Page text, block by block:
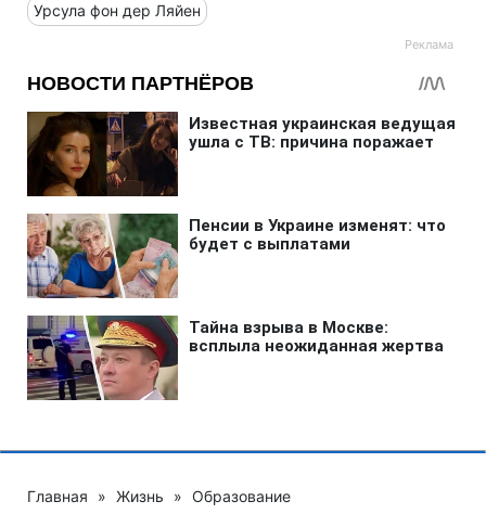
Урсула фон дер Ляйен
Главная » Жизнь » Образование